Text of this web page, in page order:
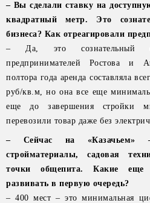
– Вы сделали ставку на
квадратный метр. Это
бизнеса? Как отреагировали
– Да, это сознательный
предпринимателей Ростова и
полтора года аренда составляла
руб/кв.м, но она все еще
еще до завершения стройки
перевозили товар даже без
– Сейчас на «Казачьем»
стройматериалы, садовая
точки общепита. Какие еще
развивать в первую очередь?
– 400 мест – это минимальная